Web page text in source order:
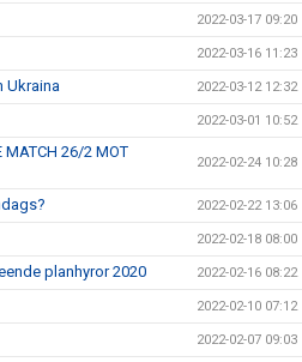
2022-03-17 09:20
2022-03-16 11:23
Ukraina 2022-03-12 12:32
2022-03-01 10:52
MATCH 26/2 MOT
2022-02-24 10:28
2022-02-22 13:06
2022-02-18 08:00
planhyror 2020 2022-02-16 08:22
2022-02-10 07:12
2022-02-07 09:03